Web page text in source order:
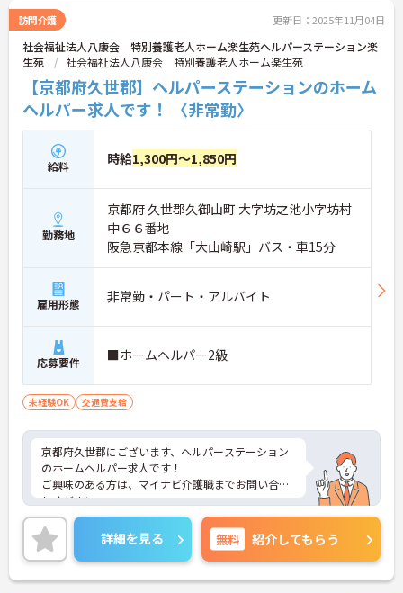
訪問介護 更新日：2025年11月04日
社会福祉法人八康会 特別養護老人ホーム楽生苑ヘルパーステーション楽
生苑
社会福祉法人八康会 特別養護老人ホーム楽生苑
【京都府久世郡】ヘルパーステーションのホーム
ヘルパー求人です！ 〈非常勤〉
給料 時給1,300円～1,850円
勤務地
京都府 久世郡久御山町 大字坊之池小字坊村
中６６番地
阪急京都本線「大山崎駅」バス・車15分
雇用形態 非常勤・パート・アルバイト
応募要件 ■ホームヘルパー2級
未経験OK 交通費支給
京都府久世郡にございます、ヘルパーステーション
のホームヘルパー求人です！
ご興味のある方は、マイナビ介護職までお問い合わ
せください。
詳細を見る 無料 紹介してもらう